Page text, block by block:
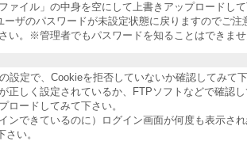
イル」の中身を空にして上書きアップロード
ザのパスワードが未設定状態に戻りますのでご
。※管理者でもパスワードを知ることはできま
設定で、Cookieを拒否していないか確認してみ
しく設定されているか、FTPソフトなどで確
ロードしてみて下さい。
できているのに）ログイン画面が何度も表示
い。